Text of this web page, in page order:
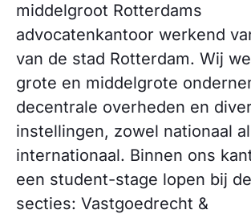
middelgroot Rotterdams
advocatenkantoor werkend
van de stad Rotterdam. Wij
grote en middelgrote
decentrale overheden en
instellingen, zowel nationaal
internationaal. Binnen ons
een student-stage lopen bij
secties: Vastgoedrecht &